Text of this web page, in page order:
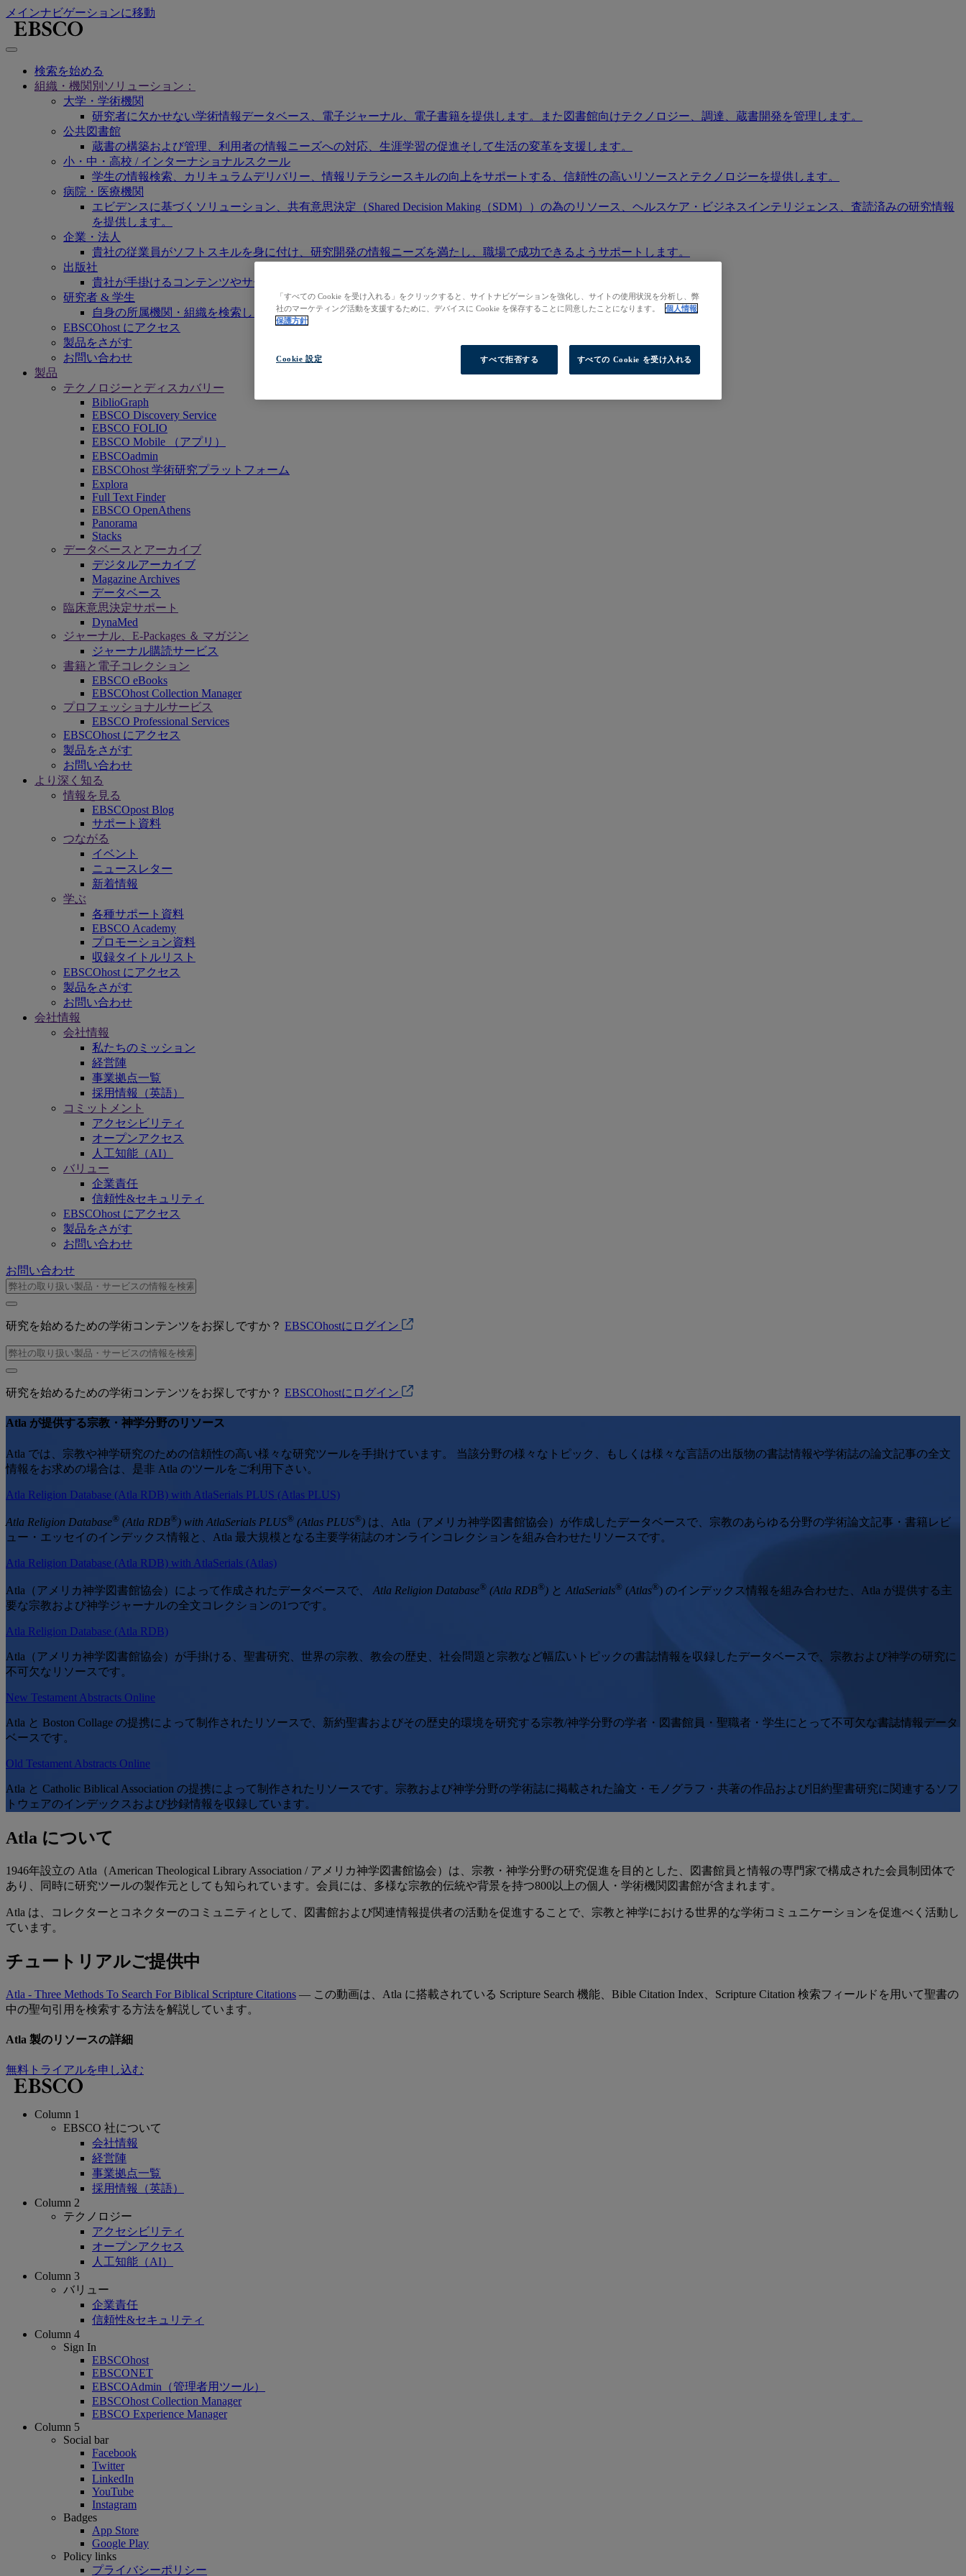
メインナビゲーションに移動
検索を始める
組織・機関別ソリューション：
大学・学術機関
研究者に欠かせない学術情報データベース、電子ジャーナル、電子書籍を提供します。また図書館向けテクノロジー、調達、蔵書開発を管理します。
公共図書館
蔵書の構築および管理、利用者の情報ニーズへの対応、生涯学習の促進そして生活の変革を支援します。
小・中・高校 / インターナショナルスクール
学生の情報検索、カリキュラムデリバリー、情報リテラシースキルの向上をサポートする、信頼性の高いリソースとテクノロジーを提供します。
病院・医療機関
エビデンスに基づくソリューション、共有意思決定（Shared Decision Making（SDM））の為のリソース、ヘルスケア・ビジネスインテリジェンス、査読済みの研究情報
を提供します。
企業・法人
貴社の従業員がソフトスキルを身に付け、研究開発の情報ニーズを満たし、職場で成功できるようサポートします。
出版社
貴社が手掛けるコンテンツやサービスの認知度を広げ、既存、もしくは新規の市場での存在感を高めます。
研究者 & 学生
自身の所属機関・組織を検索し、ご契約の弊社製品にアクセスし検索を始めましょう。
EBSCOhost にアクセス
製品をさがす
お問い合わせ
製品
テクノロジーとディスカバリー
BiblioGraph
EBSCO Discovery Service
EBSCO FOLIO
EBSCO Mobile （アプリ）
EBSCOadmin
EBSCOhost 学術研究プラットフォーム
Explora
Full Text Finder
EBSCO OpenAthens
Panorama
Stacks
データベースとアーカイブ
デジタルアーカイブ
Magazine Archives
データベース
臨床意思決定サポート
DynaMed
ジャーナル、E-Packages ＆ マガジン
ジャーナル購読サービス
書籍と電子コレクション
EBSCO eBooks
EBSCOhost Collection Manager
プロフェッショナルサービス
EBSCO Professional Services
EBSCOhost にアクセス
製品をさがす
お問い合わせ
より深く知る
情報を見る
EBSCOpost Blog
サポート資料
つながる
イベント
ニュースレター
新着情報
学ぶ
各種サポート資料
EBSCO Academy
プロモーション資料
収録タイトルリスト
EBSCOhost にアクセス
製品をさがす
お問い合わせ
会社情報
会社情報
私たちのミッション
経営陣
事業拠点一覧
採用情報（英語）
コミットメント
アクセシビリティ
オープンアクセス
人工知能（AI）
バリュー
企業責任
信頼性&セキュリティ
EBSCOhost にアクセス
製品をさがす
お問い合わせ
お問い合わせ
研究を始めるための学術コンテンツをお探しですか？ EBSCOhostにログイン
研究を始めるための学術コンテンツをお探しですか？ EBSCOhostにログイン
Atla が提供する宗教・神学分野のリソース
Atla では、宗教や神学研究のための信頼性の高い様々な研究ツールを手掛けています。 当該分野の様々なトピック、もしくは様々な言語の出版物の書誌情報や学術誌の論文記事の全文
情報をお求めの場合は、是非 Atla のツールをご利用下さい。
Atla Religion Database (Atla RDB) with AtlaSerials PLUS (Atlas PLUS)
Atla Religion Database® (Atla RDB®) with AtlaSerials PLUS® (Atlas PLUS®) は、Atla（アメリカ神学図書館協会）が作成したデータベースで、宗教のあらゆる分野の学術論文記事・書籍レビ
ュー・エッセイのインデックス情報と、Atla 最大規模となる主要学術誌のオンラインコレクションを組み合わせたリソースです。
Atla Religion Database (Atla RDB) with AtlaSerials (Atlas)
Atla（アメリカ神学図書館協会）によって作成されたデータベースで、 Atla Religion Database® (Atla RDB®) と AtlaSerials® (Atlas®) のインデックス情報を組み合わせた、Atla が提供する主
要な宗教および神学ジャーナルの全文コレクションの1つです。
Atla Religion Database (Atla RDB)
Atla（アメリカ神学図書館協会）が手掛ける、聖書研究、世界の宗教、教会の歴史、社会問題と宗教など幅広いトピックの書誌情報を収録したデータベースで、宗教および神学の研究に
不可欠なリソースです。
New Testament Abstracts Online
Atla と Boston Collage の提携によって制作されたリソースで、新約聖書およびその歴史的環境を研究する宗教/神学分野の学者・図書館員・聖職者・学生にとって不可欠な書誌情報データ
ベースです。
Old Testament Abstracts Online
Atla と Catholic Biblical Association の提携によって制作されたリソースです。宗教および神学分野の学術誌に掲載された論文・モノグラフ・共著の作品および旧約聖書研究に関連するソフ
トウェアのインデックスおよび抄録情報を収録しています。
Atla について
1946年設立の Atla（American Theological Library Association / アメリカ神学図書館協会）は、宗教・神学分野の研究促進を目的とした、図書館員と情報の専門家で構成された会員制団体で
あり、同時に研究ツールの製作元としても知られています。会員には、多様な宗教的伝統や背景を持つ800以上の個人・学術機関図書館が含まれます。
Atla は、コレクターとコネクターのコミュニティとして、図書館および関連情報提供者の活動を促進することで、宗教と神学における世界的な学術コミュニケーションを促進べく活動し
ています。
チュートリアルご提供中
Atla - Three Methods To Search For Biblical Scripture Citations — この動画は、Atla に搭載されている Scripture Search 機能、Bible Citation Index、Scripture Citation 検索フィールドを用いて聖書の
中の聖句引用を検索する方法を解説しています。
Atla 製のリソースの詳細
無料トライアルを申し込む
Column 1
EBSCO 社について
会社情報
経営陣
事業拠点一覧
採用情報（英語）
Column 2
テクノロジー
アクセシビリティ
オープンアクセス
人工知能（AI）
Column 3
バリュー
企業責任
信頼性&セキュリティ
Column 4
Sign In
EBSCOhost
EBSCONET
EBSCOAdmin（管理者用ツール）
EBSCOhost Collection Manager
EBSCO Experience Manager
Column 5
Social bar
Facebook
Twitter
LinkedIn
YouTube
Instagram
Badges
App Store
Google Play
Policy links
プライバシーポリシー
「すべての Cookie を受け入れる」をクリックすると、サイトナビゲーションを強化し、サイトの使用状況を分析し、弊
社のマーケティング活動を支援するために、デバイスに Cookie を保存することに同意したことになります。
個人情報
保護方針
Cookie 設定 すべて拒否する すべての Cookie を受け入れる